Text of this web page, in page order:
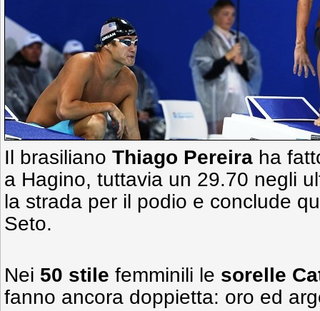
Il brasiliano Thiago Pereira ha
a Hagino, tuttavia un 29.70 negli
la strada per il podio e conclude
Seto.
Nei 50 stile femminili le sorelle
fanno ancora doppietta: oro ed